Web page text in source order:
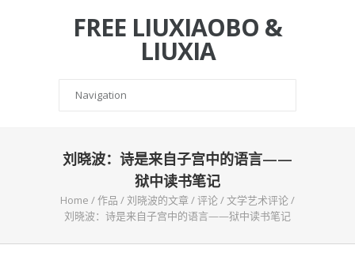
FREE LIUXIAOBO &
LIUXIA
刘晓波：诗是来自子宫中的语言——
狱中读书笔记
Home /作品 /刘晓波的文章/评论/文学艺术评论/
刘晓波：诗是来自子宫中的语言——狱中读书笔记